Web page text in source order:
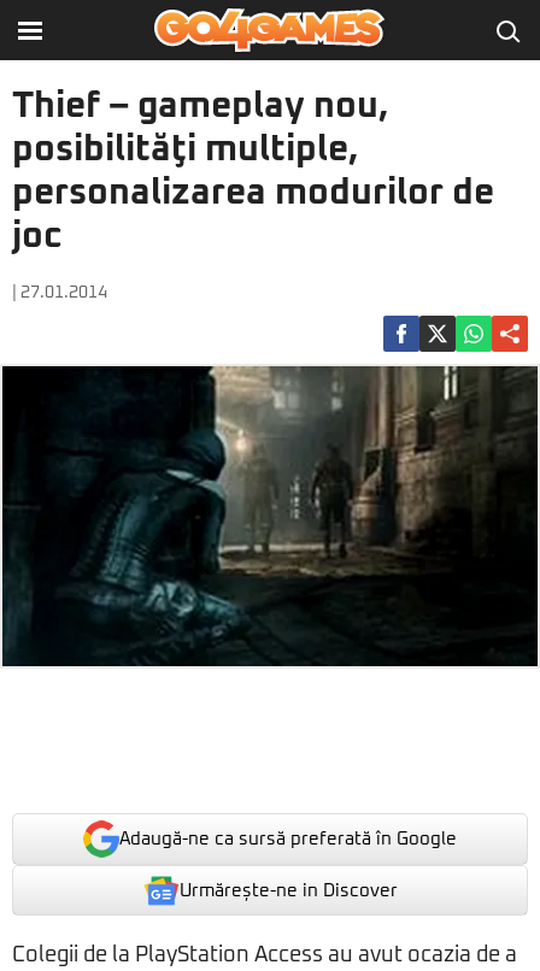
Thief – gameplay nou,
posibilităţi multiple,
personalizarea modurilor de
joc
| 27.01.2014
Adaugă-ne ca sursă preferată în Google
Urmărește-ne in Discover
Colegii de la PlayStation Access au avut ocazia de a